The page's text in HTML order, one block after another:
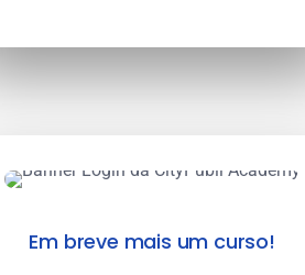
Em breve mais um curso!